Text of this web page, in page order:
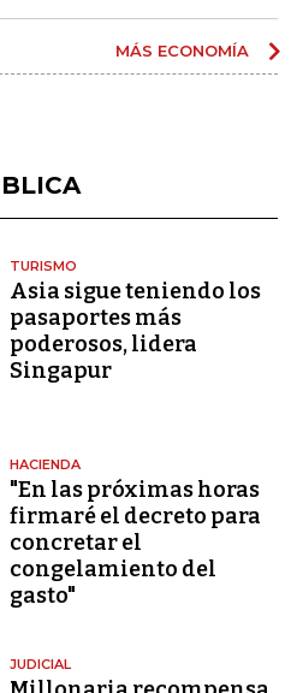
MÁS ECONOMÍA
TURISMO
Asia sigue teniendo los
pasaportes más
poderosos, lidera
Singapur
HACIENDA
"En las próximas horas
firmaré el decreto para
concretar el
congelamiento del
gasto"
JUDICIAL